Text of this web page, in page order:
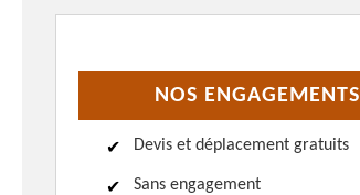
NOS ENGAGEMENTS
Devis et déplacement gratuits
Sans engagement